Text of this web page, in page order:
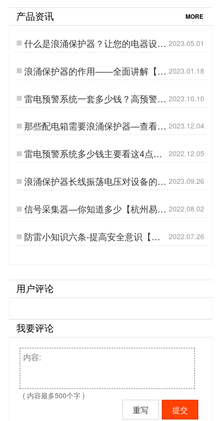
产品资讯 MORE
什么是浪涌保护器？让您的电器设备
享受极致保护-易造防雷…
2023.05.01
浪涌保护器的作用——全面讲解【易
造防雷】…
2023.01.18
雷电预警系统一套多少钱？高预警
率，性价比超高！-易造防雷…
2023.10.10
那些配电箱需要浪涌保护器—查看详
情-易造防雷…
2023.12.04
雷电预警系统多少钱主要看这4点！
【易造防雷】…
2022.12.05
浪涌保护器长线振荡电压对设备的危
害该如何化解？-易造防雷…
2023.09.26
信号采集器—你知道多少【杭州易
造】…
2022.08.02
防雷小知识六条-提高安全意识【杭
州易造】…
2022.07.26
用户评论
我要评论
( 内容最多500个字 )
重写 提交